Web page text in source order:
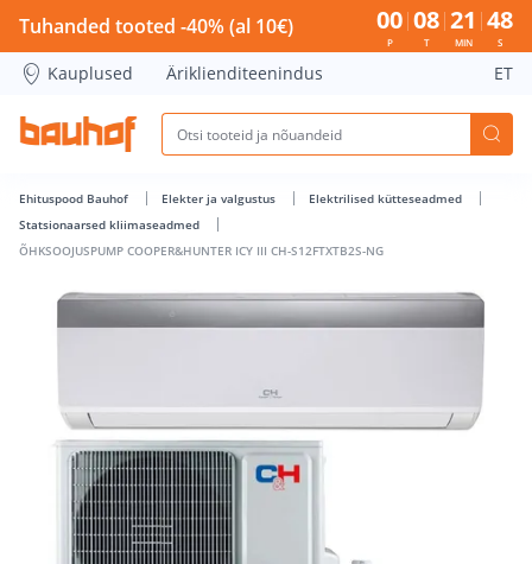
ÕHKSOOJUSPUMP COOPER&HUNTER ICY III CH-
Tuhanded tooted -40% (al 10€) 00
P
08
T
21
MIN
47
S
Kauplused Äriklienditeenindus ET
Ehituspood Bauhof Elekter ja valgustus
Elektrilised kütteseadmed
Statsionaarsed kliimaseadmed
ÕHKSOOJUSPUMP COOPER&HUNTER ICY III CH-S12FTXTB2S-NG